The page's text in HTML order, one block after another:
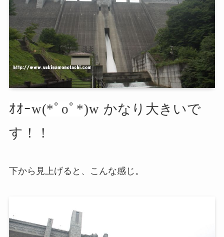
ｵｵｰw(*ﾟoﾟ*)w かなり大きいで
す！！
下から見上げると、こんな感じ。